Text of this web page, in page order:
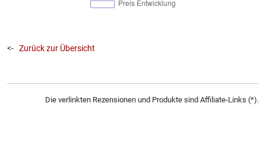
<- Zurück zur Übersicht
Die verlinkten Rezensionen und Produkte sind Affiliate-Links (*).